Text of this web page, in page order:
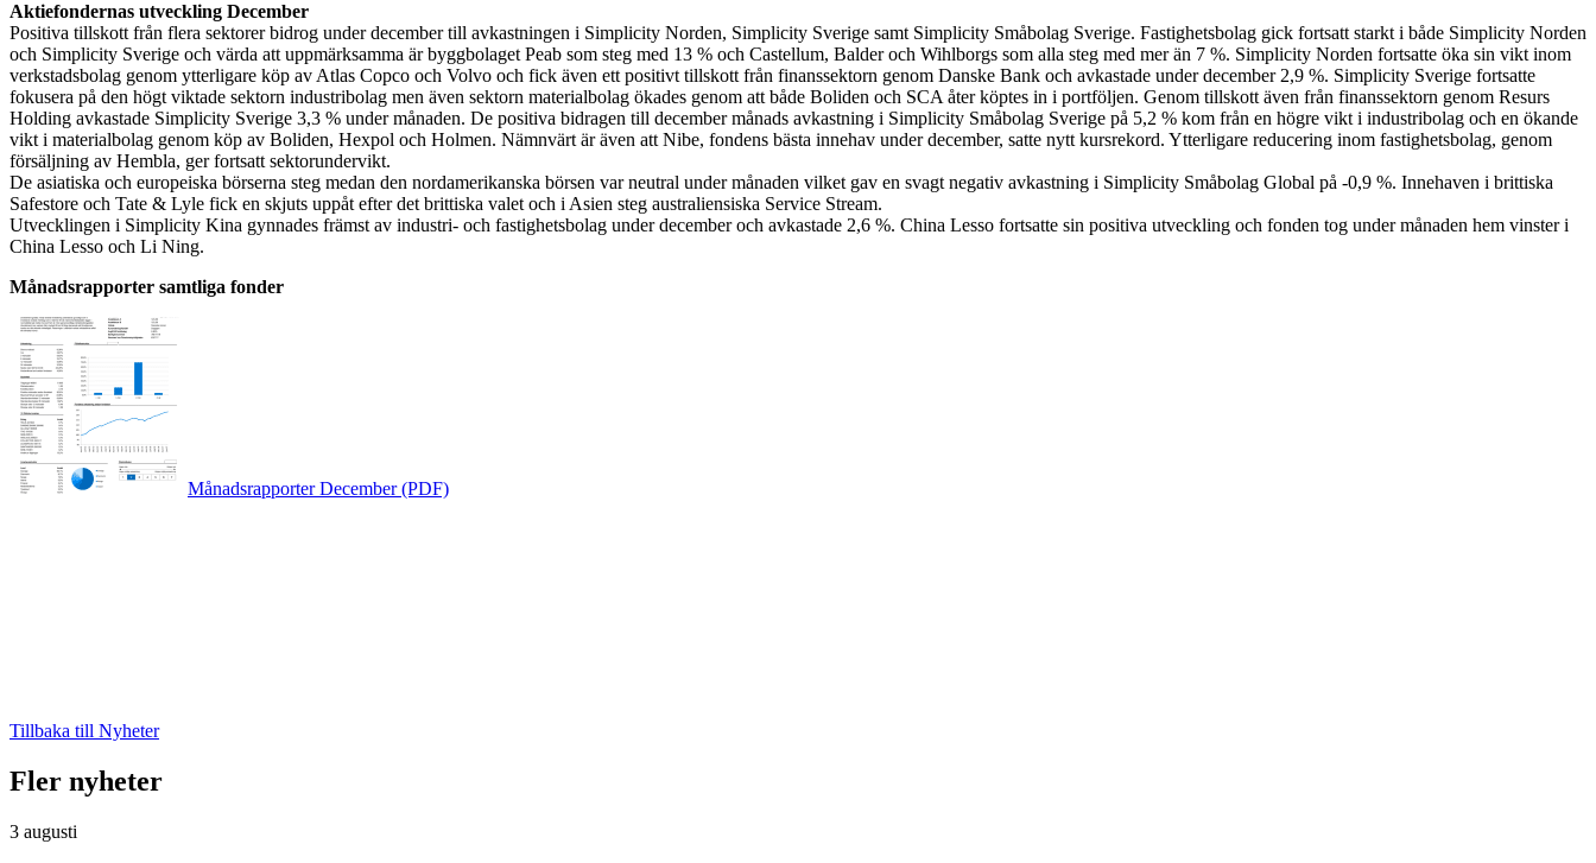
Aktiefondernas utveckling December
Positiva tillskott från flera sektorer bidrog under december till avkastningen i Simplicity Norden, Simplicity Sverige samt Simplicity Småbolag Sverige. Fastighetsbolag gick fortsatt starkt i både Simplicity Norden
och Simplicity Sverige och värda att uppmärksamma är byggbolaget Peab som steg med 13 % och Castellum, Balder och Wihlborgs som alla steg med mer än 7 %. Simplicity Norden fortsatte öka sin vikt inom
verkstadsbolag genom ytterligare köp av Atlas Copco och Volvo och fick även ett positivt tillskott från finanssektorn genom Danske Bank och avkastade under december 2,9 %. Simplicity Sverige fortsatte
fokusera på den högt viktade sektorn industribolag men även sektorn materialbolag ökades genom att både Boliden och SCA åter köptes in i portföljen. Genom tillskott även från finanssektorn genom Resurs
Holding avkastade Simplicity Sverige 3,3 % under månaden. De positiva bidragen till december månads avkastning i Simplicity Småbolag Sverige på 5,2 % kom från en högre vikt i industribolag och en ökande
vikt i materialbolag genom köp av Boliden, Hexpol och Holmen. Nämnvärt är även att Nibe, fondens bästa innehav under december, satte nytt kursrekord. Ytterligare reducering inom fastighetsbolag, genom
försäljning av Hembla, ger fortsatt sektorundervikt.
De asiatiska och europeiska börserna steg medan den nordamerikanska börsen var neutral under månaden vilket gav en svagt negativ avkastning i Simplicity Småbolag Global på -0,9 %. Innehaven i brittiska
Safestore och Tate & Lyle fick en skjuts uppåt efter det brittiska valet och i Asien steg australiensiska Service Stream.
Utvecklingen i Simplicity Kina gynnades främst av industri- och fastighetsbolag under december och avkastade 2,6 %. China Lesso fortsatte sin positiva utveckling och fonden tog under månaden hem vinster i
China Lesso och Li Ning.
Månadsrapporter samtliga fonder
Månadsrapporter December (PDF)
Tillbaka till Nyheter
Fler nyheter
3 augusti